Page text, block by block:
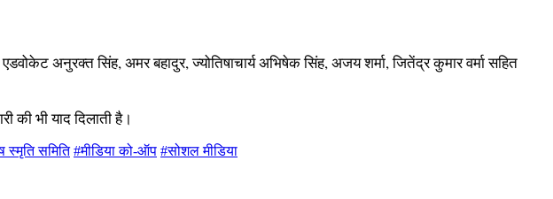
अनुरक्त सिंह, अमर बहादुर, ज्योतिषाचार्य अभिषेक सिंह, अजय शर्मा, जितेंद्र कुमार वर्मा सहित
की भी याद दिलाती है।
स्मृति समिति #मीडिया को-ऑप #सोशल मीडिया